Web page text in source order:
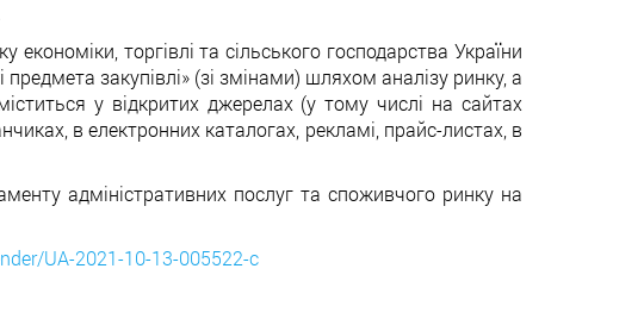
торгівлі та сільського господарства України
закупівлі» (зі змінами) шляхом аналізу ринку, а
у відкритих джерелах (у тому числі на сайтах
в електронних каталогах, рекламі, прайс-листах, в
адміністративних послуг та споживчого ринку на
UA-2021-10-13-005522-c